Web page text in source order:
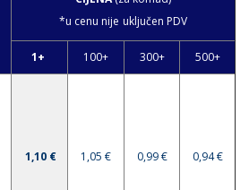
*u cenu nije uključen PDV
1+ 100+ 300+ 500+
1,10 € 1,05 € 0,99 € 0,94 €